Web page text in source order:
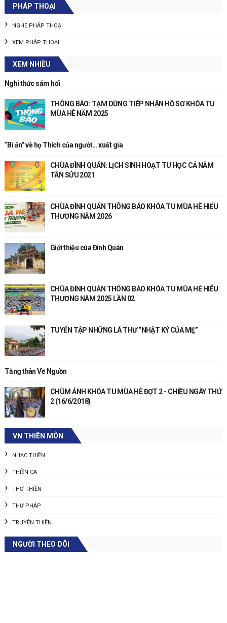
PHÁP THOẠI
NGHE PHÁP THOẠI
XEM PHÁP THOẠI
XEM NHIỀU
Nghi thức sám hối
THÔNG BÁO: TẠM DỪNG TIẾP NHẬN HỒ SƠ KHÓA TU
MÙA HÈ NĂM 2025
“Bí ẩn” về họ Thích của người... xuất gia
CHÙA ĐÌNH QUÁN: LỊCH SINH HOẠT TU HỌC CẢ NĂM
TÂN SỬU 2021
CHÙA ĐÌNH QUÁN THÔNG BÁO KHÓA TU MÙA HÈ HIỂU
THƯƠNG NĂM 2026
Giới thiệu cùa Đình Quán
CHÙA ĐÌNH QUÁN THÔNG BÁO KHÓA TU MÙA HÈ HIỂU
THƯƠNG NĂM 2025 LẦN 02
TUYỂN TẬP NHỮNG LÁ THƯ “NHẬT KÝ CỦA MẸ”
Tăng thân Về Nguồn
CHÙM ẢNH KHÓA TU MÙA HÈ ĐỢT 2 - CHIỀU NGÀY THỨ
2 (16/6/2018)
VN THIỀN MÔN
NHẠC THIỀN
THIỀN CA
THƠ THIỀN
THƯ PHÁP
TRUYỆN THIỀN
NGƯỜI THEO DÕI